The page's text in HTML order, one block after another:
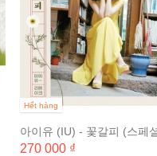
Hết hàng
아이유 (IU) - 꽃갈피 (스페
리메이크 미니앨범)
270 000 ₫